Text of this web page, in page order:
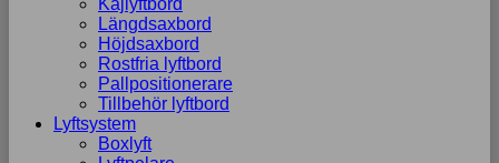
Kajlyftbord
Längdsaxbord
Höjdsaxbord
Rostfria lyftbord
Pallpositionerare
Tillbehör lyftbord
Lyftsystem
Boxlyft